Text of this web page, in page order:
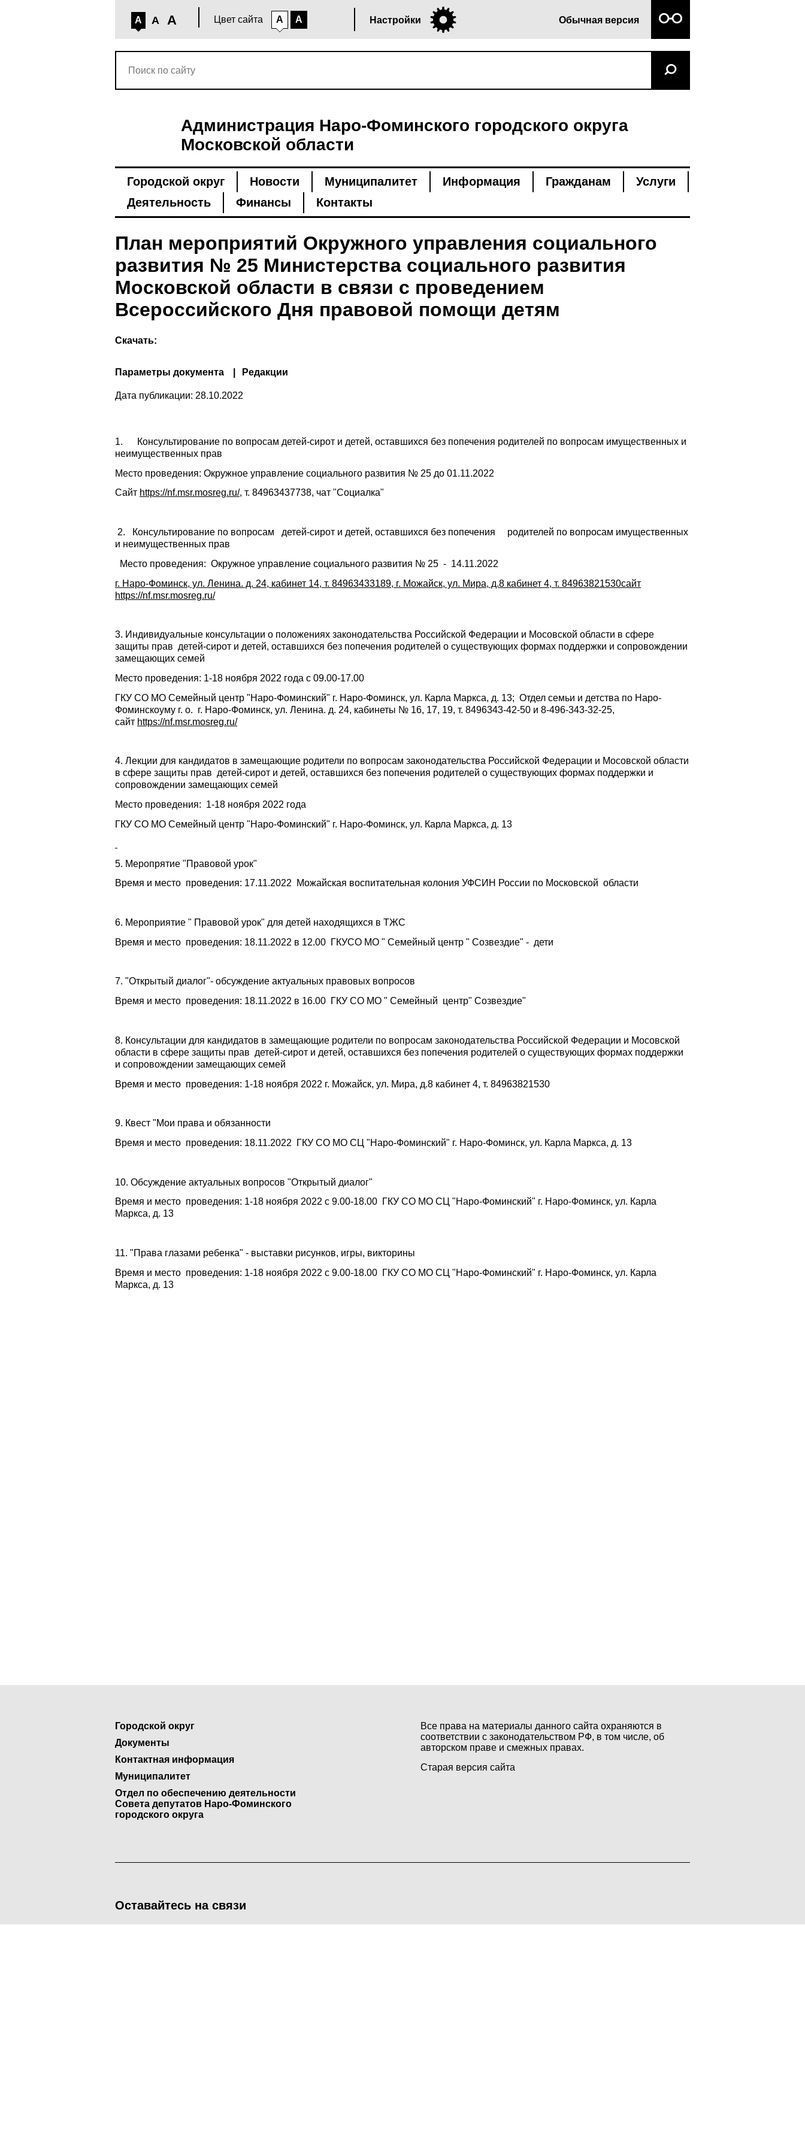
A A A Цвет сайта A A Настройки Обычная версия
Администрация Наро-Фоминского городского округа
Московской области
Городской округ Новости Муниципалитет Информация Гражданам
Услуги
Деятельность
Финансы Контакты
План мероприятий Окружного управления социального
развития № 25 Министерства социального развития
Московской области в связи с проведением
Всероссийского Дня правовой помощи детям
Скачать:
Параметры документа Редакции
Дата публикации: 28.10.2022
1. Консультирование по вопросам детей-сирот и детей, оставшихся без попечения родителей по вопросам имущественных и
неимущественных прав
Место проведения: Окружное управление социального развития № 25 до 01.11.2022
Сайт https://nf.msr.mosreg.ru/, т. 84963437738, чат "Социалка"
2. Консультирование по вопросам детей-сирот и детей, оставшихся без попечения родителей по вопросам имущественных
и неимущественных прав
Место проведения: Окружное управление социального развития № 25 - 14.11.2022
г. Наро-Фоминск, ул. Ленина. д. 24, кабинет 14, т. 84963433189, г. Можайск, ул. Мира, д.8 кабинет 4, т. 84963821530сайт
https://nf.msr.mosreg.ru/
3. Индивидуальные консультации о положениях законодательства Российской Федерации и Мосовской области в сфере
защиты прав детей-сирот и детей, оставшихся без попечения родителей о существующих формах поддержки и сопровождении
замещающих семей
Место проведения: 1-18 ноября 2022 года с 09.00-17.00
ГКУ СО МО Семейный центр "Наро-Фоминский" г. Наро-Фоминск, ул. Карла Маркса, д. 13; Отдел семьи и детства по Наро-
Фоминскоуму г. о. г. Наро-Фоминск, ул. Ленина. д. 24, кабинеты № 16, 17, 19, т. 8496343-42-50 и 8-496-343-32-25,
сайт https://nf.msr.mosreg.ru/
4. Лекции для кандидатов в замещающие родители по вопросам законодательства Российской Федерации и Мосовской области
в сфере защиты прав детей-сирот и детей, оставшихся без попечения родителей о существующих формах поддержки и
сопровождении замещающих семей
Место проведения: 1-18 ноября 2022 года
ГКУ СО МО Семейный центр "Наро-Фоминский" г. Наро-Фоминск, ул. Карла Маркса, д. 13
5. Меропрятие "Правовой урок"
Время и место проведения: 17.11.2022 Можайская воспитательная колония УФСИН России по Московской области
6. Мероприятие " Правовой урок" для детей находящихся в ТЖС
Время и место проведения: 18.11.2022 в 12.00 ГКУСО МО " Семейный центр " Созвездие" - дети
7. "Открытый диалог"- обсуждение актуальных правовых вопросов
Время и место проведения: 18.11.2022 в 16.00 ГКУ СО МО " Семейный центр" Созвездие"
8. Консультации для кандидатов в замещающие родители по вопросам законодательства Российской Федерации и Мосовской
области в сфере защиты прав детей-сирот и детей, оставшихся без попечения родителей о существующих формах поддержки
и сопровождении замещающих семей
Время и место проведения: 1-18 ноября 2022 г. Можайск, ул. Мира, д.8 кабинет 4, т. 84963821530
9. Квест "Мои права и обязанности
Время и место проведения: 18.11.2022 ГКУ СО МО СЦ "Наро-Фоминский" г. Наро-Фоминск, ул. Карла Маркса, д. 13
10. Обсуждение актуальных вопросов "Открытый диалог"
Время и место проведения: 1-18 ноября 2022 с 9.00-18.00 ГКУ СО МО СЦ "Наро-Фоминский" г. Наро-Фоминск, ул. Карла
Маркса, д. 13
11. "Права глазами ребенка" - выставки рисунков, игры, викторины
Время и место проведения: 1-18 ноября 2022 с 9.00-18.00 ГКУ СО МО СЦ "Наро-Фоминский" г. Наро-Фоминск, ул. Карла
Маркса, д. 13
Городской округ
Документы
Контактная информация
Муниципалитет
Отдел по обеспечению деятельности
Совета депутатов Наро-Фоминского
городского округа
Все права на материалы данного сайта охраняются в
соответствии с законодательством РФ, в том числе, об
авторском праве и смежных правах.
Старая версия сайта
Оставайтесь на связи